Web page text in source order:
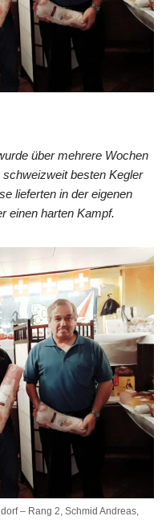
über mehrere Wochen
besten Kegler
lieferten in der eigenen
einen harten Kampf.
– Rang 2, Schmid Andreas,